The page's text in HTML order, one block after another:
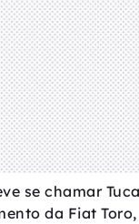
se chamar
da Fiat